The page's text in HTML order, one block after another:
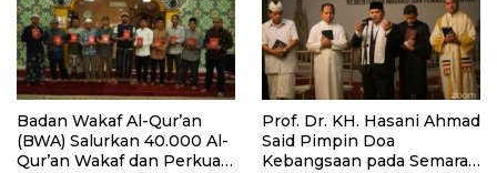
Badan Wakaf Al-Qur’an
(BWA) Salurkan 40.000 Al-
Qur’an Wakaf dan Perkuat
Prof. Dr. KH. Hasani Ahmad
Said Pimpin Doa
Kebangsaan pada Semarak